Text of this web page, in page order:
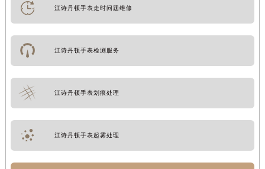
江诗丹顿手表走时问题维修
江诗丹顿手表检测服务
江诗丹顿手表划痕处理
江诗丹顿手表起雾处理